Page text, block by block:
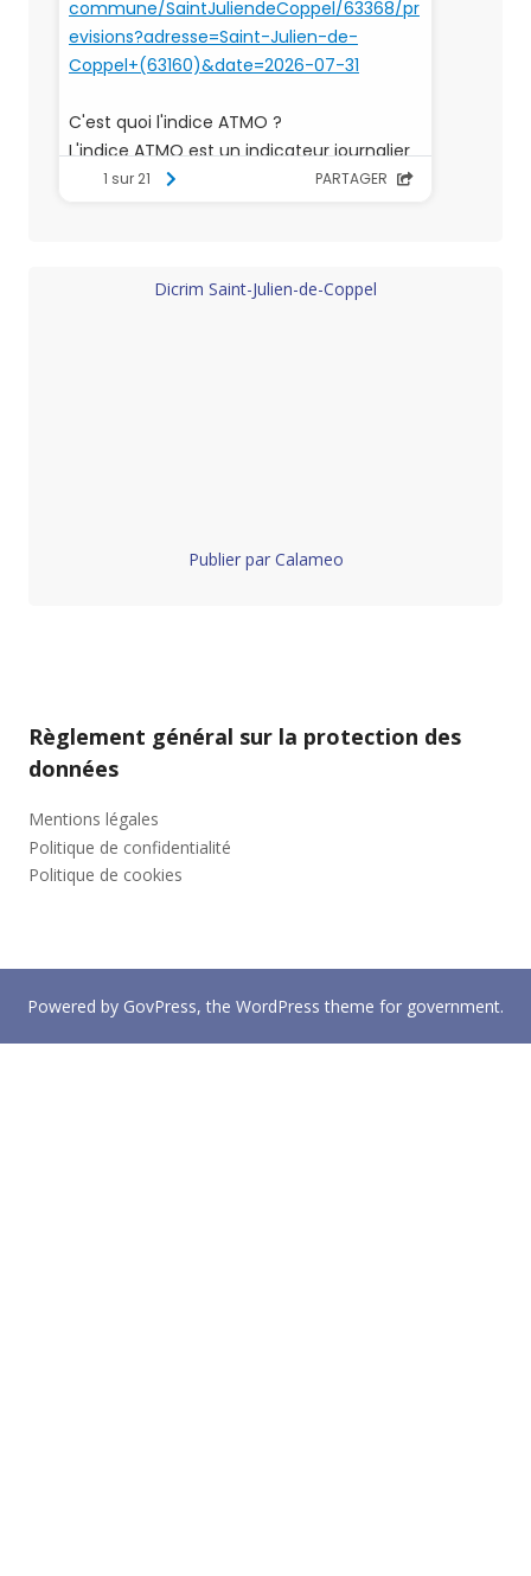
Dicrim Saint-Julien-de-Coppel
Publier par Calameo
Règlement général sur la protection des
données
Mentions légales
Politique de confidentialité
Politique de cookies
Powered by GovPress, the WordPress theme for government.